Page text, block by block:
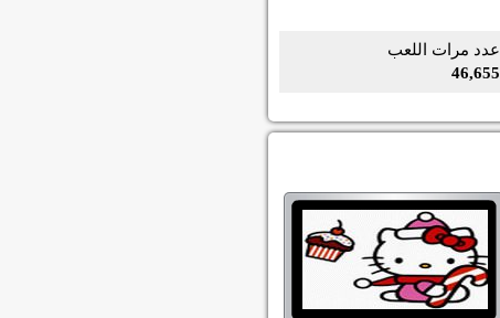
عدد مرات اللعب
46,655